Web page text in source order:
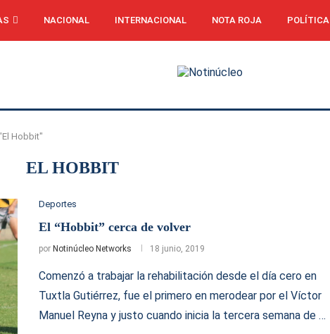
NACIONAL INTERNACIONAL NOTA ROJA POLÍTICA
Hobbit"
EL HOBBIT
Deportes
El “Hobbit” cerca de volver
por Notinúcleo Networks 18 junio, 2019
Comenzó a trabajar la rehabilitación desde el día cero en
Tuxtla Gutiérrez, fue el primero en merodear por el Víctor
Manuel Reyna y justo cuando inicia la tercera semana de …